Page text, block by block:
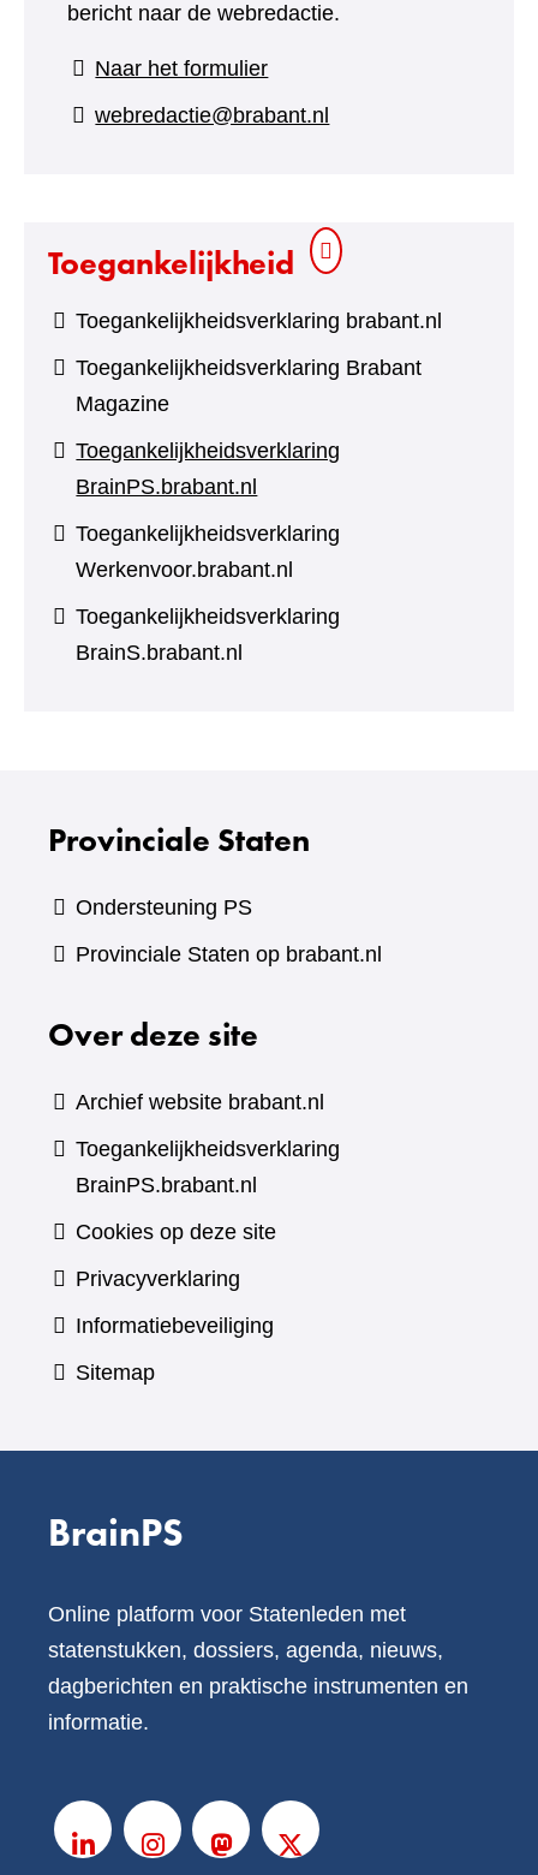
bericht naar de webredactie.
Naar het formulier(verwijst
naar
webredactie@brabant.nl
Toegankelijkheid
Toegankelijkheidsverklaring brabant.nl
Toegankelijkheidsverklaring Brabant
Magazine
Toegankelijkheidsverklaring
BrainPS.brabant.nl
Toegankelijkheidsverklaring
Werkenvoor.brabant.nl
Toegankelijkheidsverklaring
BrainS.brabant.nl
Provinciale Staten
Ondersteuning PS
Provinciale Staten op brabant.nl
Over deze site
Archief website brabant.nl
Toegankelijkheidsverklaring
BrainPS.brabant.nl
Cookies op deze site
Privacyverklaring
Informatiebeveiliging
Sitemap
BrainPS
Online platform voor Statenleden met
statenstukken, dossiers, agenda, nieuws,
dagberichten en praktische instrumenten en
informatie.